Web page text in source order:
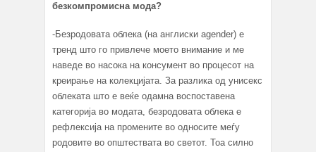
безкомпромисна мода?
-Безродовата облека (на англиски agender) е
тренд што го привлече моето внимание и ме
наведе во насока на консумент во процесот на
креирање на колекцијата. За разлика од унисекс
облеката што е веќе oдамна воспоставена
категорија во модата, безродовата облека е
рефлексија на промените во односите меѓу
родовите во општествата во светот. Тоа силно